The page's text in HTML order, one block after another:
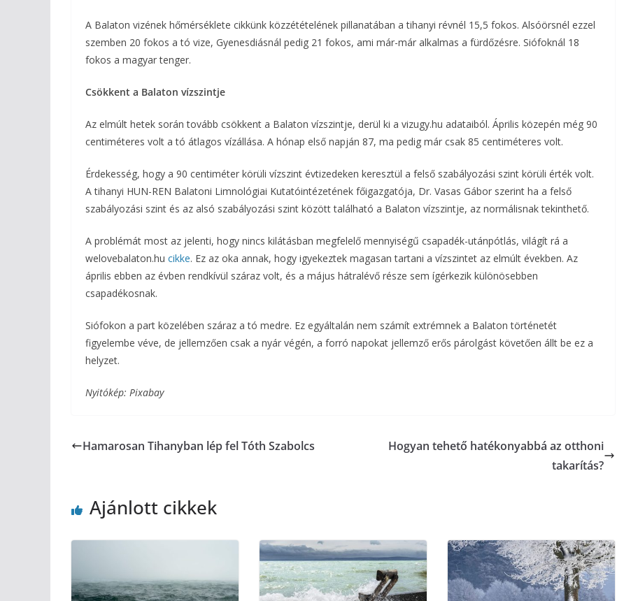
A Balaton vizének hőmérséklete cikkünk közzétételének pillanatában a tihanyi révnél 15,5 fokos. Alsóörsnél ezzel
szemben 20 fokos a tó vize, Gyenesdiásnál pedig 21 fokos, ami már-már alkalmas a fürdőzésre. Siófoknál 18
fokos a magyar tenger.
Csökkent a Balaton vízszintje
Az elmúlt hetek során tovább csökkent a Balaton vízszintje, derül ki a vizugy.hu adataiból. Április közepén még 90
centiméteres volt a tó átlagos vízállása. A hónap első napján 87, ma pedig már csak 85 centiméteres volt.
Érdekesség, hogy a 90 centiméter körüli vízszint évtizedeken keresztül a felső szabályozási szint körüli érték volt.
A tihanyi HUN-REN Balatoni Limnológiai Kutatóintézetének főigazgatója, Dr. Vasas Gábor szerint ha a felső
szabályozási szint és az alsó szabályozási szint között található a Balaton vízszintje, az normálisnak tekinthető.
A problémát most az jelenti, hogy nincs kilátásban megfelelő mennyiségű csapadék-utánpótlás, világít rá a
welovebalaton.hu cikke. Ez az oka annak, hogy igyekeztek magasan tartani a vízszintet az elmúlt években. Az
április ebben az évben rendkívül száraz volt, és a május hátralévő része sem ígérkezik különösebben
csapadékosnak.
Siófokon a part közelében száraz a tó medre. Ez egyáltalán nem számít extrémnek a Balaton történetét
figyelembe véve, de jellemzően csak a nyár végén, a forró napokat jellemző erős párolgást követően állt be ez a
helyzet.
Nyitókép: Pixabay
Hamarosan Tihanyban lép fel Tóth Szabolcs
Hogyan tehető hatékonyabbá az otthoni
takarítás?
Ajánlott cikkek